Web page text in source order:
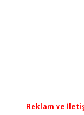
Reklam ve